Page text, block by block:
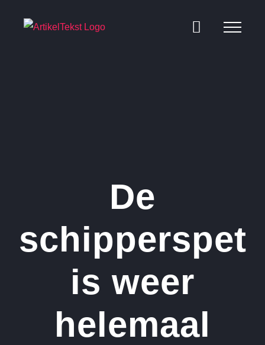
De
schipperspet
is weer
helemaal